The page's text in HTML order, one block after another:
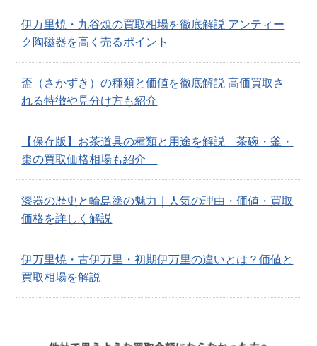
伊万里焼・九谷焼の買取相場を徹底解説 アンティー
ク陶磁器を高く売るポイント
盃（さかずき）の種類と価値を徹底解説 高価買取さ
れる特徴や見分け方も紹介
【保存版】お茶道具の種類と用途を解説 茶碗・釜・
棗の買取価格相場も紹介
漆器の歴史と輪島塗の魅力｜人気の理由・価値・買取
価格を詳しく解説
伊万里焼・古伊万里・初期伊万里の違いとは？価値と
買取相場を解説